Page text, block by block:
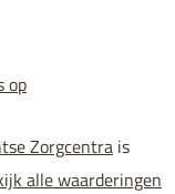
Zorgcentra is
alle waarderingen